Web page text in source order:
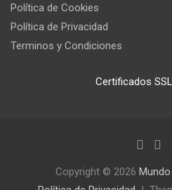
Política de Cookies
Política de Privacidad
Terminos y Condiciones
Certificados
Copyright © 2026